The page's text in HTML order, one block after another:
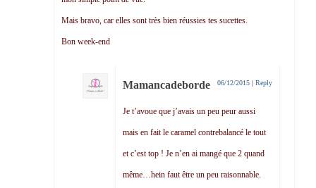
Mais bravo, car elles sont très bien réussies tes sucettes.
Bon week-end
Mamancadeborde 06/12/2015 | Reply
Je t’avoue que j’avais un peu peur aussi
mais en fait le caramel contrebalancé le tout
et c’est top ! Je n’en ai mangé que 2 quand
même…hein faut être un peu raisonnable.